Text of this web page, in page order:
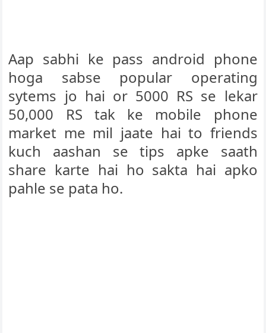
Aap sabhi ke pass android phone
hoga sabse popular operating
sytems jo hai or 5000 RS se lekar
50,000 RS tak ke mobile phone
market me mil jaate hai to friends
kuch aashan se tips apke saath
share karte hai ho sakta hai apko
pahle se pata ho.